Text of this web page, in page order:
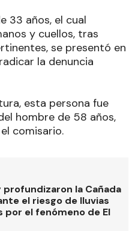
33 años, el cual
y cuellos, tras
se presentó en
la denuncia
esta persona fue
hombre de 58 años,
comisario.
profundizaron la Cañada
el riesgo de lluvias
por el fenómeno de El